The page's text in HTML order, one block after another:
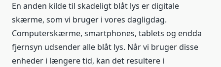
En anden kilde til skadeligt blåt lys er digitale
skærme, som vi bruger i vores dagligdag.
Computerskærme, smartphones, tablets og endda
fjernsyn udsender alle blåt lys. Når vi bruger disse
enheder i længere tid, kan det resultere i